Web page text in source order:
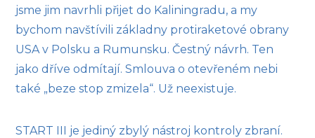
jsme jim navrhli přijet do Kaliningradu, a my
bychom navštívili základny protiraketové obrany
USA v Polsku a Rumunsku. Čestný návrh. Ten
jako dříve odmítají. Smlouva o otevřeném nebi
také „beze stop zmizela“. Už neexistuje.
START III je jediný zbylý nástroj kontroly zbraní.